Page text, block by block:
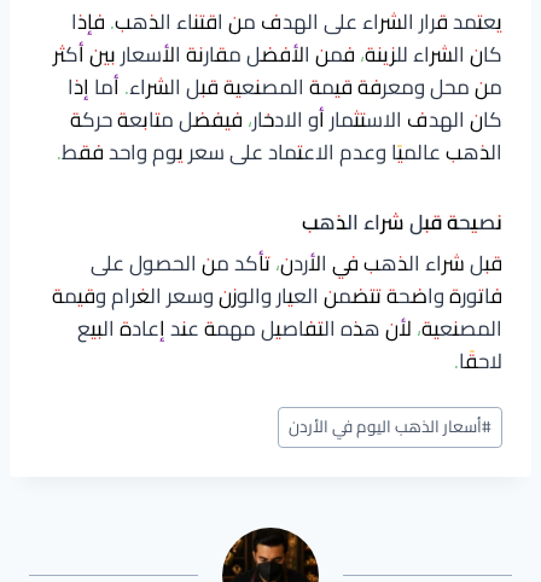
يعتمد قرار الشراء على الهدف من اقتناء الذهب. فإذا
كان الشراء للزينة، فمن الأفضل مقارنة الأسعار بين أكثر
من محل ومعرفة قيمة المصنعية قبل الشراء. أما إذا
كان الهدف الاستثمار أو الادخار، فيفضل متابعة حركة
الذهب عالميًا وعدم الاعتماد على سعر يوم واحد فقط.
نصيحة قبل شراء الذهب
قبل شراء الذهب في الأردن، تأكد من الحصول على
فاتورة واضحة تتضمن العيار والوزن وسعر الغرام وقيمة
المصنعية، لأن هذه التفاصيل مهمة عند إعادة البيع
لاحقًا.
وسوم
المقال:
#أسعار الذهب اليوم في الأردن